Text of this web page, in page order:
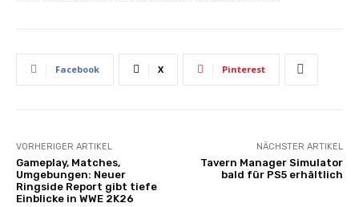
Facebook X Pinterest
VORHERIGER ARTIKEL
Gameplay, Matches,
Umgebungen: Neuer
Ringside Report gibt tiefe
Einblicke in WWE 2K26
NÄCHSTER ARTIKEL
Tavern Manager Simulator
bald für PS5 erhältlich